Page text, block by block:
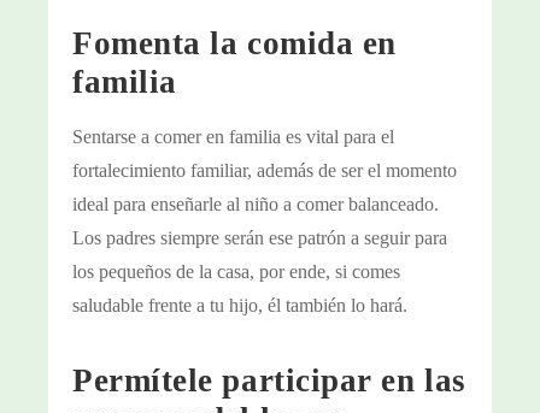
Fomenta la comida en
familia
Sentarse a comer en familia es vital para el
fortalecimiento familiar, además de ser el momento
ideal para enseñarle al niño a comer balanceado.
Los padres siempre serán ese patrón a seguir para
los pequeños de la casa, por ende, si comes
saludable frente a tu hijo, él también lo hará.
Permítele participar en las